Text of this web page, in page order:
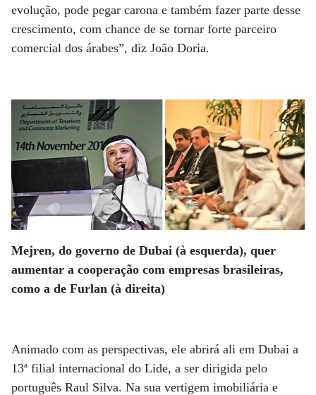
evolução, pode pegar carona e também fazer parte desse
crescimento, com chance de se tornar forte parceiro
comercial dos árabes”, diz João Doria.
Mejren, do governo de Dubai (à esquerda), quer
aumentar a cooperação com empresas brasileiras,
como a de Furlan (à direita)
Animado com as perspectivas, ele abrirá ali em Dubai a
13ª filial internacional do Lide, a ser dirigida pelo
português Raul Silva. Na sua vertigem imobiliária e